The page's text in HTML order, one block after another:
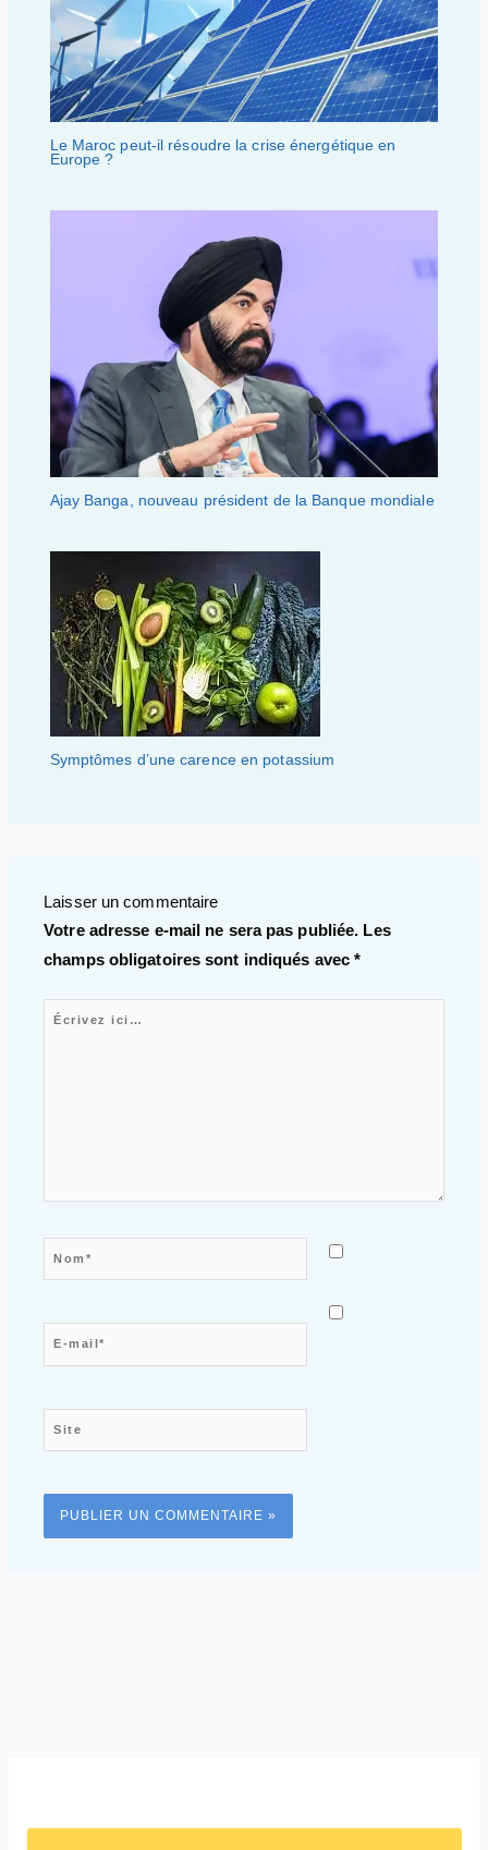
Le Maroc peut-il résoudre la crise énergétique en
Europe ?
Ajay Banga, nouveau président de la Banque mondiale
Symptômes d’une carence en potassium
Laisser un commentaire
Votre adresse e-mail ne sera pas publiée. Les
champs obligatoires sont indiqués avec*